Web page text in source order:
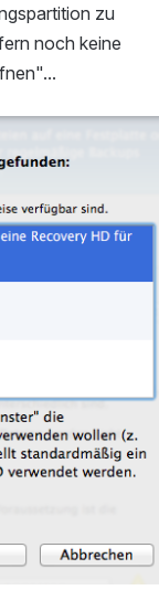
zu
noch keine